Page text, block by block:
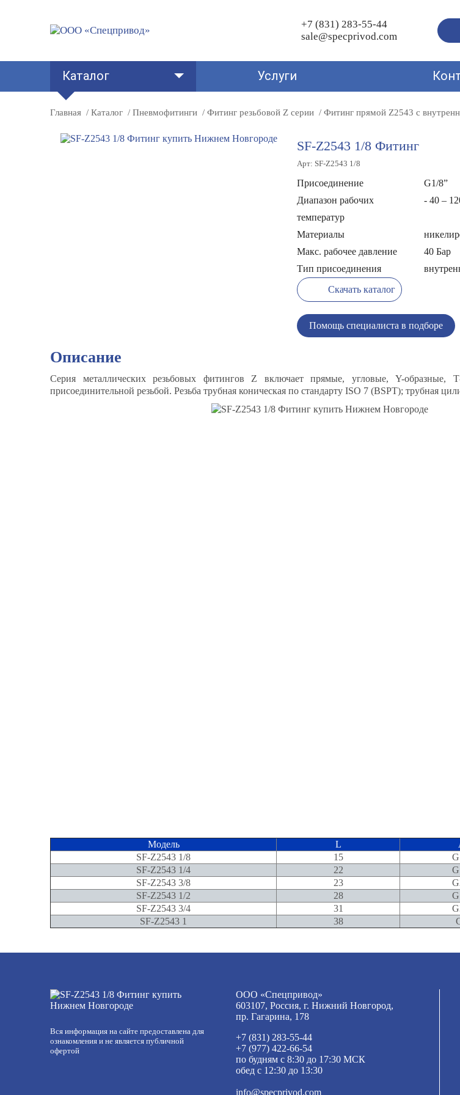
+7 (831) 283-55-44
sale@specprivod.com
Каталог Услуги
Главная Каталог Пневмофитинги Фитинг резьбовой Z серии Фитинг прямой Z2543 с
SF-Z2543 1/8 Фитинг
Арт: SF-Z2543 1/8
Присоединение
G1/8”
Диапазон рабочих
температур
- 40 –
Материалы
Макс. рабочее давление
40 Бар
Тип присоединения
Скачать каталог
Помощь специалиста в подборе
Описание
Серия металлических резьбовых фитингов Z включает прямые, угловые, Y-
присоединительной резьбой. Резьба трубная коническая по стандарту ISO 7 (BSPT); трубная
Модель L
SF-Z2543 1/8
15
SF-Z2543 1/4
22
SF-Z2543 3/8
23
SF-Z2543 1/2
28
SF-Z2543 3/4
31
SF-Z2543 1
38
Вся информация на сайте предоставлена для
ознакомления и не является публичной
офертой
ООО «Спецпривод»
603107, Россия, г. Нижний Новгород,
пр. Гагарина, 178
+7 (831) 283-55-44
+7 (977) 422-66-54
по будням с 8:30 до 17:30 МСК
обед с 12:30 до 13:30
info@specprivod.com